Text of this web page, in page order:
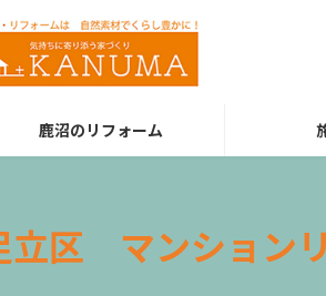
鹿沼のリフォーム
立区 マンション